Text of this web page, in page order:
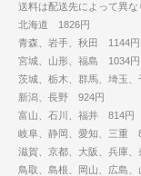
送料は配送先によって異な
北海道 1826円
青森、岩手、秋田 1144円
宮城、山形、福島 1034円
茨城、栃木、群馬、埼玉
新潟、長野 924円
富山、石川、福井 814円
岐阜、静岡、愛知、三重
滋賀、京都、大阪、兵庫
鳥取、島根、岡山、広島